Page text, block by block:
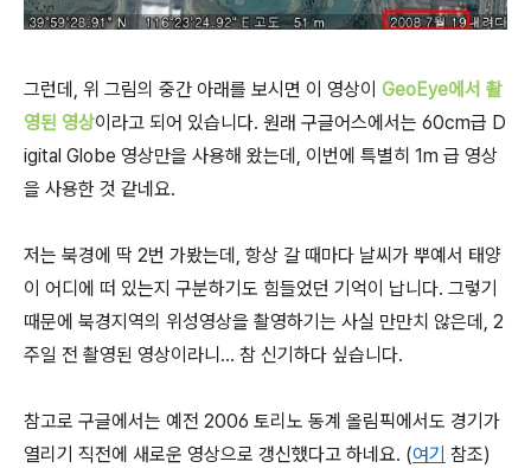
그런데, 위 그림의 중간 아래를 보시면 이 영상이 GeoEye에서 촬
영된 영상이라고 되어 있습니다. 원래 구글어스에서는 60cm급 D
igital Globe 영상만을 사용해 왔는데, 이번에 특별히 1m 급 영상
을 사용한 것 같네요.
저는 북경에 딱 2번 가봤는데, 항상 갈 때마다 날씨가 뿌예서 태양
이 어디에 떠 있는지 구분하기도 힘들었던 기억이 납니다. 그렇기
때문에 북경지역의 위성영상을 촬영하기는 사실 만만치 않은데, 2
주일 전 촬영된 영상이라니... 참 신기하다 싶습니다.
참고로 구글에서는 예전 2006 토리노 동계 올림픽에서도 경기가
열리기 직전에 새로운 영상으로 갱신했다고 하네요. (여기 참조)